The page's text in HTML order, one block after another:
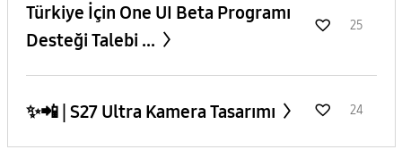
​Türkiye İçin One UI Beta Programı
Desteği Talebi ...
25
✨️📲 | S27 Ultra Kamera Tasarımı 24